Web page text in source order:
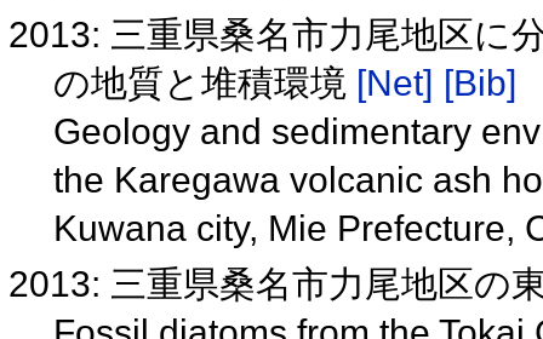
2013: 三重県桑名市力尾地区に
の地質と堆積環境 [Net] [Bib]
Geology and sedimentary
the Karegawa volcanic ash
Kuwana city, Mie Prefecture,
2013: 三重県桑名市力尾地区の